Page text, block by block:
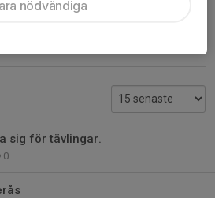
sig för tävlingar.
0
nödvändiga